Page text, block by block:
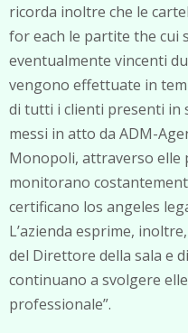
ricorda inoltre che le
for each le partite the cui
eventualmente vincenti
vengono effettuate in
di tutti i clienti presenti in
messi in atto da ADM-
Monopoli, attraverso elle
monitorano
certificano los angeles
L’azienda esprime,
del Direttore della sala e
continuano a svolgere
professionale”.